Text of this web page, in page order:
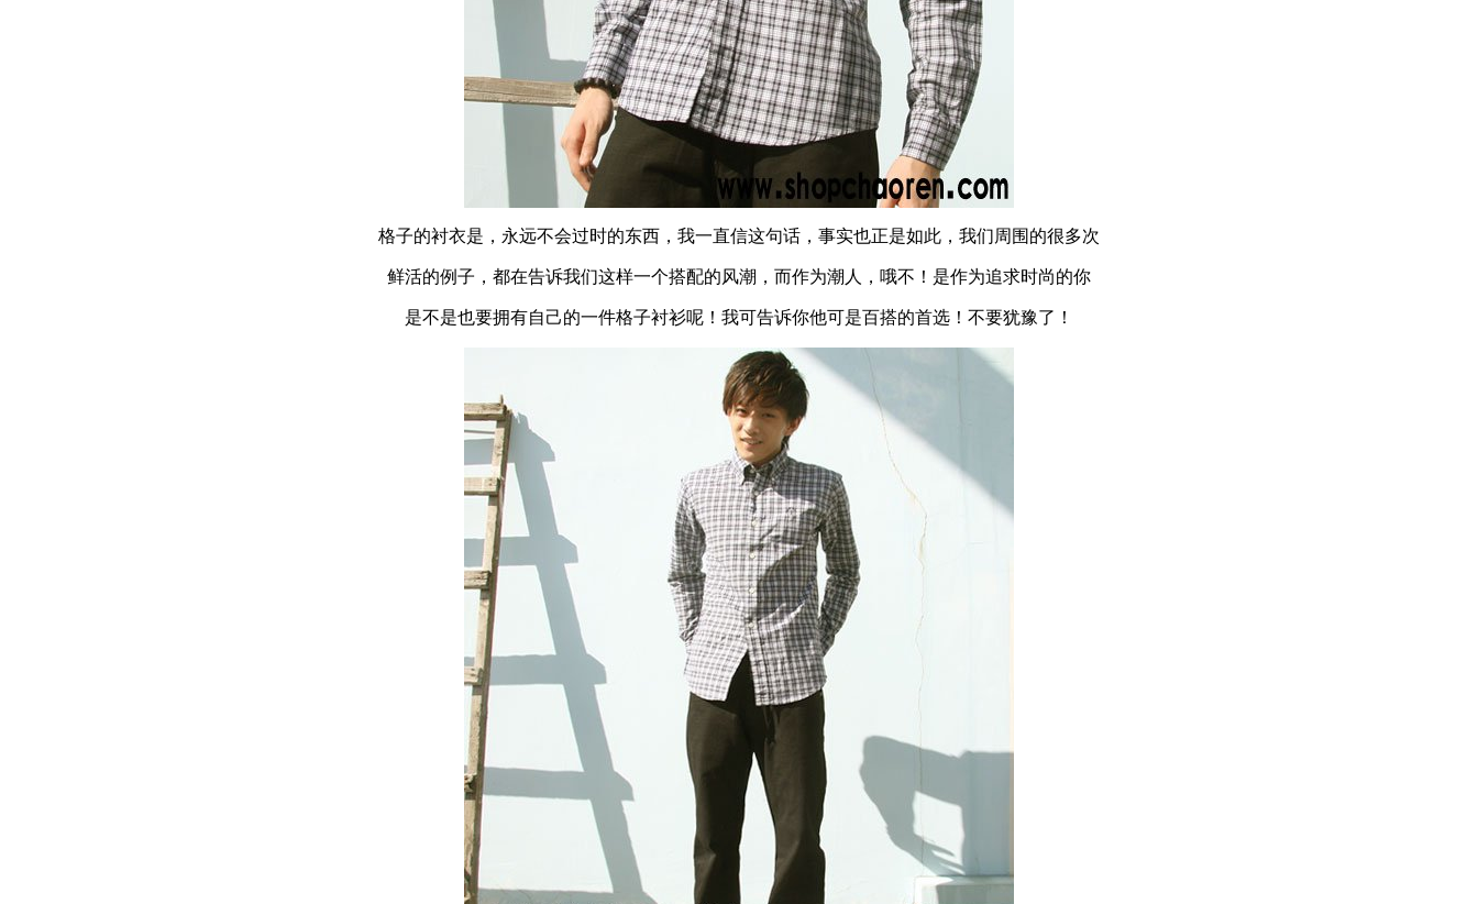
格子的衬衣是，永远不会过时的东西，我一直信这句话，事实也正是如此，我们周围的很多次
鲜活的例子，都在告诉我们这样一个搭配的风潮，而作为潮人，哦不！是作为追求时尚的你
是不是也要拥有自己的一件格子衬衫呢！我可告诉你他可是百搭的首选！不要犹豫了！